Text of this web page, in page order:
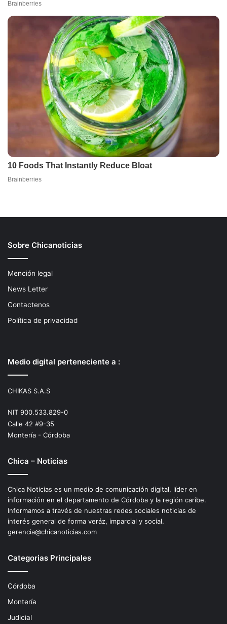
Sobre Chicanoticias
Mención legal
News Letter
Contactenos
Política de privacidad
Medio digital perteneciente a :
CHIKAS S.A.S
NIT 900.533.829-0
Calle 42 #9-35
Montería - Córdoba
Chica – Noticias
Chica Noticias es un medio de comunicación digital, líder en
información en el departamento de Córdoba y la región caríbe.
Informamos a través de nuestras redes sociales noticias de
interés general de forma veráz, imparcial y social.
gerencia@chicanoticias.com
Categorias Principales
Córdoba
Montería
Judicial